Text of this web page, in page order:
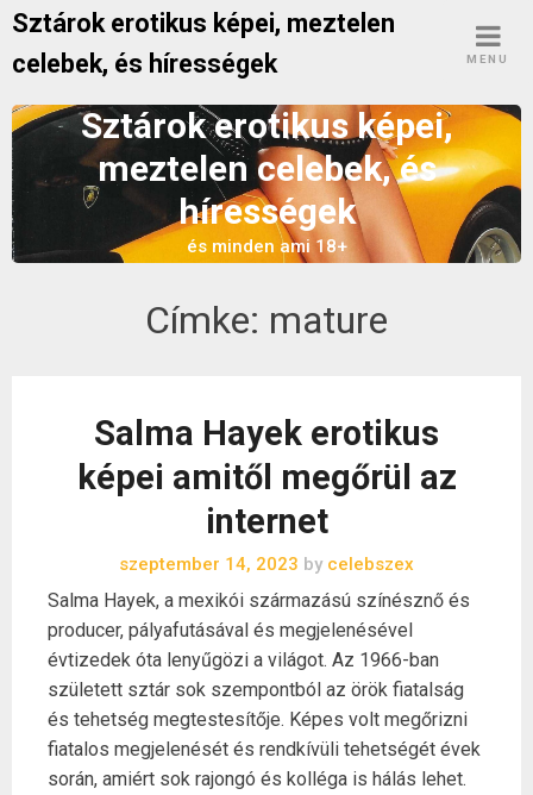
Skip
content
Sztárok erotikus képei, meztelen
celebek, és hírességek
MENU
Sztárok erotikus képei,
meztelen celebek, és
hírességek
és minden ami 18+
Címke: mature
Salma Hayek erotikus
képei amitől megőrül az
internet
szeptember 14, 2023 by celebszex
Salma Hayek, a mexikói származású színésznő és
producer, pályafutásával és megjelenésével
évtizedek óta lenyűgözi a világot. Az 1966-ban
született sztár sok szempontból az örök fiatalság
és tehetség megtestesítője. Képes volt megőrizni
fiatalos megjelenését és rendkívüli tehetségét évek
során, amiért sok rajongó és kolléga is hálás lehet.